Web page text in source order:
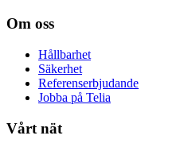
Om oss
Hållbarhet
Säkerhet
Referenserbjudande
Jobba på Telia
Vårt nät